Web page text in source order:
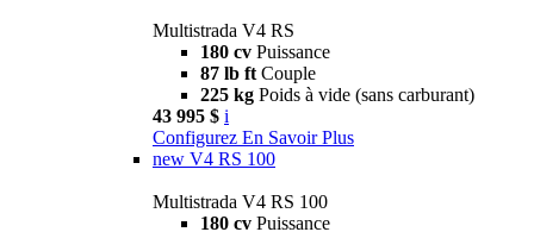
Multistrada V4 RS
180 cv Puissance
87 lb ft Couple
225 kg Poids à vide (sans carburant)
43 995 $ i
Configurez En Savoir Plus
new V4 RS 100
Multistrada V4 RS 100
180 cv Puissance